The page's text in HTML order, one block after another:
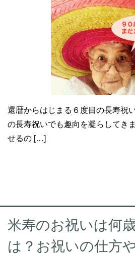
還暦からはじまる６度目の長寿祝
の長寿祝いでも趣向を凝らしてき
せるの […]
米寿のお祝いは何
は？お祝いの仕方